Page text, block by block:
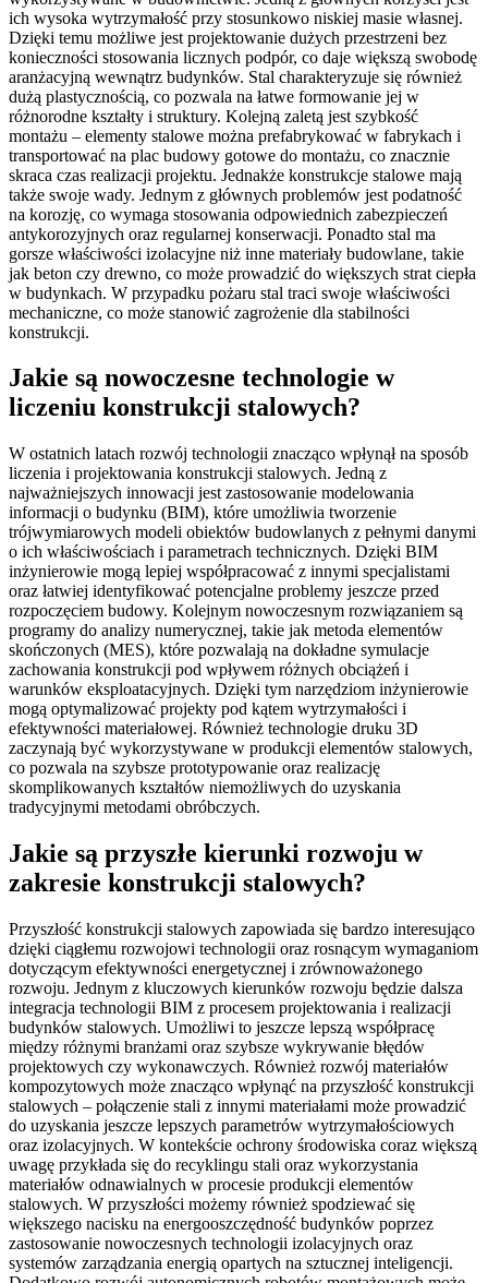
ich wysoka wytrzymałość przy stosunkowo niskiej masie własnej.
Dzięki temu możliwe jest projektowanie dużych przestrzeni bez
konieczności stosowania licznych podpór, co daje większą swobodę
aranżacyjną wewnątrz budynków. Stal charakteryzuje się również
dużą plastycznością, co pozwala na łatwe formowanie jej w
różnorodne kształty i struktury. Kolejną zaletą jest szybkość
montażu – elementy stalowe można prefabrykować w fabrykach i
transportować na plac budowy gotowe do montażu, co znacznie
skraca czas realizacji projektu. Jednakże konstrukcje stalowe mają
także swoje wady. Jednym z głównych problemów jest podatność
na korozję, co wymaga stosowania odpowiednich zabezpieczeń
antykorozyjnych oraz regularnej konserwacji. Ponadto stal ma
gorsze właściwości izolacyjne niż inne materiały budowlane, takie
jak beton czy drewno, co może prowadzić do większych strat ciepła
w budynkach. W przypadku pożaru stal traci swoje właściwości
mechaniczne, co może stanowić zagrożenie dla stabilności
konstrukcji.
Jakie są nowoczesne technologie w
liczeniu konstrukcji stalowych?
W ostatnich latach rozwój technologii znacząco wpłynął na sposób
liczenia i projektowania konstrukcji stalowych. Jedną z
najważniejszych innowacji jest zastosowanie modelowania
informacji o budynku (BIM), które umożliwia tworzenie
trójwymiarowych modeli obiektów budowlanych z pełnymi danymi
o ich właściwościach i parametrach technicznych. Dzięki BIM
inżynierowie mogą lepiej współpracować z innymi specjalistami
oraz łatwiej identyfikować potencjalne problemy jeszcze przed
rozpoczęciem budowy. Kolejnym nowoczesnym rozwiązaniem są
programy do analizy numerycznej, takie jak metoda elementów
skończonych (MES), które pozwalają na dokładne symulacje
zachowania konstrukcji pod wpływem różnych obciążeń i
warunków eksploatacyjnych. Dzięki tym narzędziom inżynierowie
mogą optymalizować projekty pod kątem wytrzymałości i
efektywności materiałowej. Również technologie druku 3D
zaczynają być wykorzystywane w produkcji elementów stalowych,
co pozwala na szybsze prototypowanie oraz realizację
skomplikowanych kształtów niemożliwych do uzyskania
tradycyjnymi metodami obróbczych.
Jakie są przyszłe kierunki rozwoju w
zakresie konstrukcji stalowych?
Przyszłość konstrukcji stalowych zapowiada się bardzo interesująco
dzięki ciągłemu rozwojowi technologii oraz rosnącym wymaganiom
dotyczącym efektywności energetycznej i zrównoważonego
rozwoju. Jednym z kluczowych kierunków rozwoju będzie dalsza
integracja technologii BIM z procesem projektowania i realizacji
budynków stalowych. Umożliwi to jeszcze lepszą współpracę
między różnymi branżami oraz szybsze wykrywanie błędów
projektowych czy wykonawczych. Również rozwój materiałów
kompozytowych może znacząco wpłynąć na przyszłość konstrukcji
stalowych – połączenie stali z innymi materiałami może prowadzić
do uzyskania jeszcze lepszych parametrów wytrzymałościowych
oraz izolacyjnych. W kontekście ochrony środowiska coraz większą
uwagę przykłada się do recyklingu stali oraz wykorzystania
materiałów odnawialnych w procesie produkcji elementów
stalowych. W przyszłości możemy również spodziewać się
większego nacisku na energooszczędność budynków poprzez
zastosowanie nowoczesnych technologii izolacyjnych oraz
systemów zarządzania energią opartych na sztucznej inteligencji.